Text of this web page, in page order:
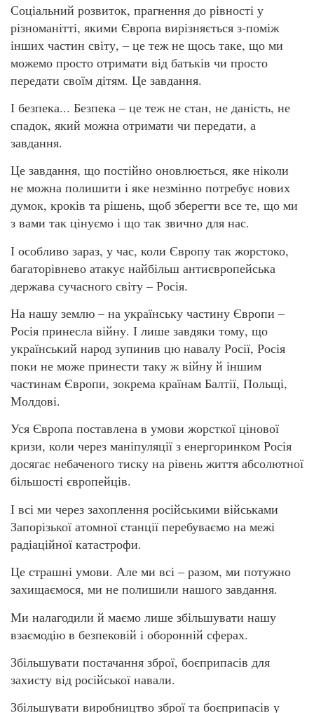
Соціальний розвиток, прагнення до рівності у
різноманітті, якими Європа вирізняється з-поміж
інших частин світу, – це теж не щось таке, що ми
можемо просто отримати від батьків чи просто
передати своїм дітям. Це завдання.
І безпека... Безпека – це теж не стан, не даність, не
спадок, який можна отримати чи передати, а
завдання.
Це завдання, що постійно оновлюється, яке ніколи
не можна полишити і яке незмінно потребує нових
думок, кроків та рішень, щоб зберегти все те, що ми
з вами так цінуємо і що так звично для нас.
І особливо зараз, у час, коли Європу так жорстоко,
багаторівнево атакує найбільш антиєвропейська
держава сучасного світу – Росія.
На нашу землю – на українську частину Європи –
Росія принесла війну. І лише завдяки тому, що
український народ зупинив цю навалу Росії, Росія
поки не може принести таку ж війну й іншим
частинам Європи, зокрема країнам Балтії, Польщі,
Молдові.
Уся Європа поставлена в умови жорсткої цінової
кризи, коли через маніпуляції з енергоринком Росія
досягає небаченого тиску на рівень життя абсолютної
більшості європейців.
І всі ми через захоплення російськими військами
Запорізької атомної станції перебуваємо на межі
радіаційної катастрофи.
Це страшні умови. Але ми всі – разом, ми потужно
захищаємося, ми не полишили нашого завдання.
Ми налагодили й маємо лише збільшувати нашу
взаємодію в безпековій і оборонній сферах.
Збільшувати постачання зброї, боєприпасів для
захисту від російської навали.
Збільшувати виробництво зброї та боєприпасів у